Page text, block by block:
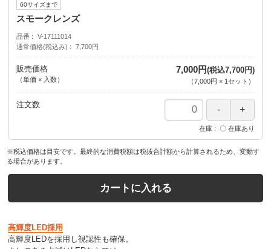
60サイズまで
スモークレンズ
品番
V-17111014
通常価格(税込み)
7,700円
販売価格
（単価 × 入数）
7,000円(税込7,700円)
（7,000円 × 1 セット ）
注文数
在庫 〇 在庫あり
※税込価格は目安です。最終的な消費税額は税抜合計額から計算されるため、変動す
る場合があります。
カートに入れる
高輝度LED採用
高輝度LEDを採用し視認性も確保。